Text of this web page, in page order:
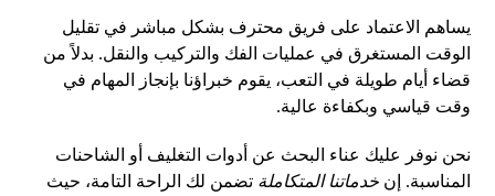
يساهم الاعتماد على فريق محترف بشكل مباشر في تقليل
الوقت المستغرق في عمليات الفك والتركيب والنقل. بدلاً من
قضاء أيام طويلة في التعب، يقوم خبراؤنا بإنجاز المهام في
وقت قياسي وبكفاءة عالية.
نحن نوفر عليك عناء البحث عن أدوات التغليف أو الشاحنات
المناسبة. إنخدماتنا المتكاملة تضمن لك الراحة التامة، حيث